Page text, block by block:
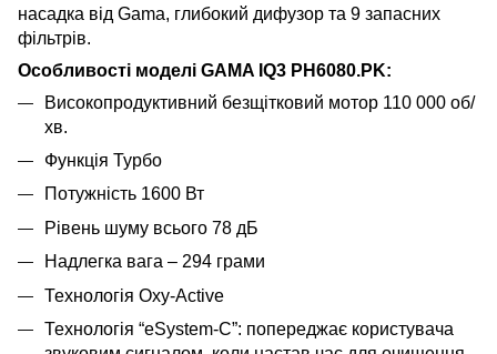
насадка від Gama, глибокий дифузор та 9 запасних
фільтрів.
Особливості моделі GAMA IQ3 PH6080.PK:
Високопродуктивний безщітковий мотор 110 000 об/
хв.
Функція Турбо
Потужність 1600 Вт
Рівень шуму всього 78 дБ
Надлегка вага – 294 грами
Технологія Oxy-Active
Технологія “eSystem-C”: попереджає користувача